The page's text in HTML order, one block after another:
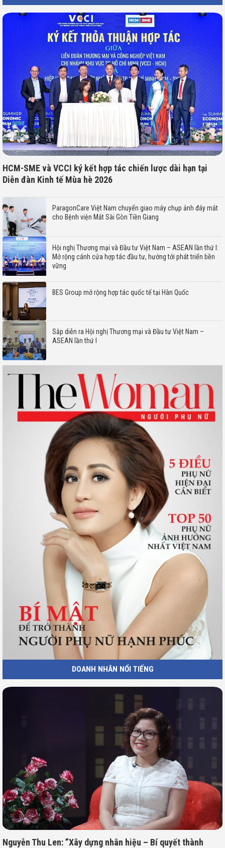
HCM-SME và VCCI ký kết hợp tác chiến lược dài hạn tại
Diễn đàn Kinh tế Mùa hè 2026
ParagonCare Việt Nam chuyển giao máy chụp ảnh đáy mắt
cho Bệnh viện Mắt Sài Gòn Tiền Giang
Hội nghị Thương mại và Đầu tư Việt Nam – ASEAN lần thứ I:
Mở rộng cánh cửa hợp tác đầu tư, hướng tới phát triển bền
vững
BES Group mở rộng hợp tác quốc tế tại Hàn Quốc
Sắp diễn ra Hội nghị Thương mại và Đầu tư Việt Nam –
ASEAN lần thứ I
DOANH NHÂN NỔI TIẾNG
Nguyễn Thu Len: ”Xây dựng nhân hiệu – Bí quyết thành